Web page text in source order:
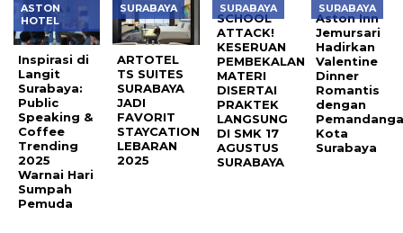
ASTON
HOTEL
Inspirasi di
Langit
Surabaya:
Public
Speaking &
Coffee
Trending
2025
Warnai Hari
Sumpah
Pemuda
SURABAYA
ARTOTEL
TS SUITES
SURABAYA
JADI
FAVORIT
STAYCATION
LEBARAN
2025
SURABAYA
SCHOOL
ATTACK!
KESERUAN
PEMBEKALAN
MATERI
DISERTAI
PRAKTEK
LANGSUNG
DI SMK 17
AGUSTUS
SURABAYA
SURABAYA
Aston Inn
Jemursari
Hadirkan
Valentine
Dinner
Romantis
dengan
Kota
Surabaya